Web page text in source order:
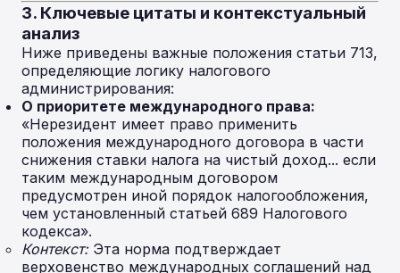
3. Ключевые цитаты и контекстуальный
анализ
Ниже приведены важные положения статьи 713,
определяющие логику налогового
администрирования:
О приоритете международного права:
«Нерезидент имеет право применить
положения международного договора в части
снижения ставки налога на чистый доход... если
таким международным договором
предусмотрен иной порядок налогообложения,
чем установленный статьей 689 Налогового
кодекса».
Контекст:Эта норма подтверждает
верховенство международных соглашений над